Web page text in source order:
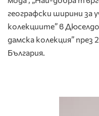
географски ширини за
колекциите” в
дамска колекция”
България.